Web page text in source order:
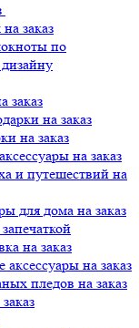
заказ
по
заказ
на заказ
на заказ
на заказ
и путешествий на
для дома на заказ
на заказ
на заказ
пледов на заказ